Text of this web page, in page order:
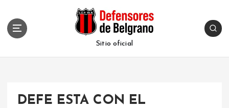
Sitio oficial
DEFE ESTA CON EL